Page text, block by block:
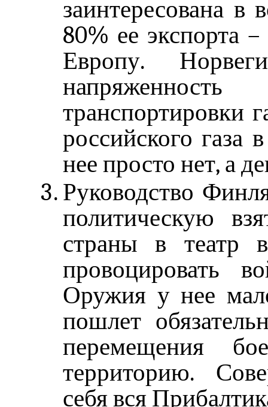
заинтересована в
80% ее экспорта
Европу.
транспортировки
российского
нее просто нет, а
Руководство
политическую
страны в театр
провоцировать
Оружия у нее
пошлет
перемещения
территорию.
себя вся